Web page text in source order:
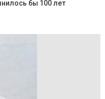
бы 100 лет